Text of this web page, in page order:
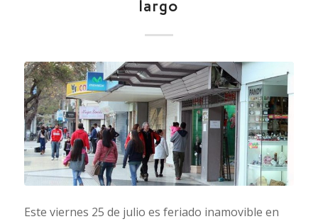
largo
Este viernes 25 de julio es feriado inamovible en